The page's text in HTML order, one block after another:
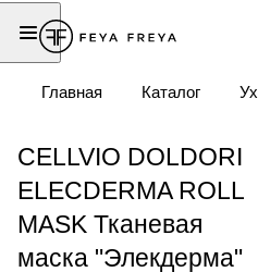
Главная Каталог
CELLVIO DOLDORI
ELECDERMA ROLL
MASK Тканевая
маска "Элекдерма"